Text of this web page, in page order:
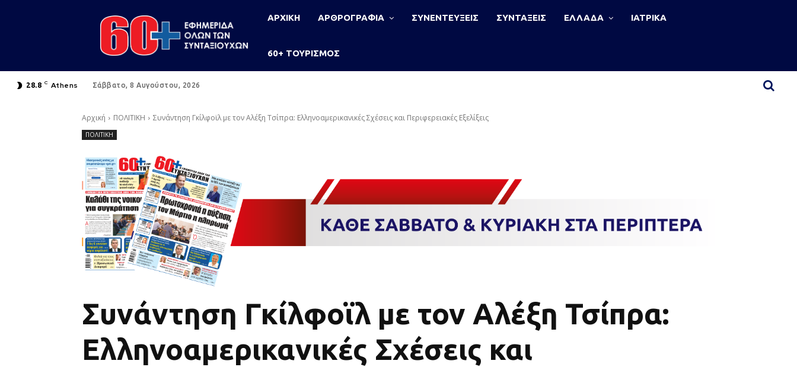
ΑΡΧΙΚΗ ΑΡΘΡΟΓΡΑΦΙΑ ΣΥΝΕΝΤΕΥΞΕΙΣ ΣΥΝΤΑΞΕΙΣ ΕΛΛΑΔΑ ΙΑΤΡΙΚΑ
60+ ΤΟΥΡΙΣΜΟΣ
28.8 C Athens Σάββατο, 8 Αυγούστου, 2026
Αρχική ΠΟΛΙΤΙΚΗ Συνάντηση Γκίλφοϊλ με τον Αλέξη Τσίπρα: Ελληνοαμερικανικές Σχέσεις και Περιφερειακές Εξελίξεις
ΠΟΛΙΤΙΚΗ
Συνάντηση Γκίλφοϊλ με τον Αλέξη Τσίπρα:
Ελληνοαμερικανικές Σχέσεις και